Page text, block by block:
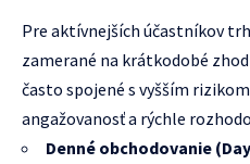
Pre aktívnejších účastníkov
zamerané na krátkodobé
často spojené s vyšším
angažovanosť a rýchle
Denné obchodovanie